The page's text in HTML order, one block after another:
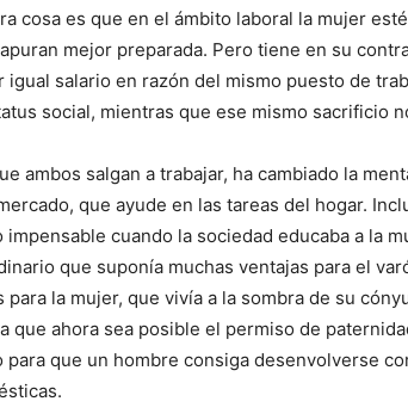
cosa es que en el ámbito laboral la mujer
mejor preparada. Pero tiene en su
igual salario en razón del mismo puesto de
social, mientras que ese mismo sacrificio
ambos salgan a trabajar, ha cambiado la
que ayude en las tareas del hogar.
impensable cuando la sociedad educaba a la
que suponía muchas ventajas para el
para la mujer, que vivía a la sombra de su
que ahora sea posible el permiso de
para que un hombre consiga desenvolverse